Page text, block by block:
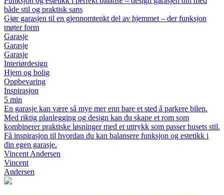
både stil og praktisk sans
Gjør garasjen til en gjennomtenkt del av hjemmet – der funksjon
møter form
Garasje
Garasje
Garasje
Interiørdesign
Hjem og bolig
Oppbevaring
Inspirasjon
5 min
En garasje kan være så mye mer enn bare et sted å parkere bilen.
Med riktig planlegging og design kan du skape et rom som
kombinerer praktiske løsninger med et uttrykk som passer husets stil.
Få inspirasjon til hvordan du kan balansere funksjon og estetikk i
din egen garasje.
Vincent Andersen
Vincent
Andersen